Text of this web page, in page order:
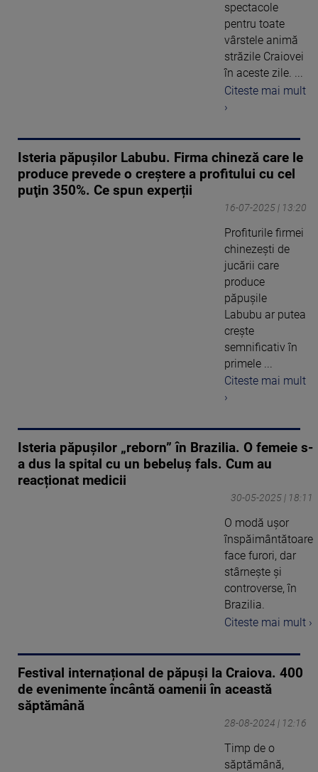
spectacole
pentru toate
vârstele animă
străzile Craiovei
în aceste zile. ...
Citeste mai mult
›
Isteria păpușilor Labubu. Firma chineză care le
produce prevede o creştere a profitului cu cel
puţin 350%. Ce spun experții
16-07-2025 | 13:20
Profiturile firmei
chinezești de
jucării care
produce
păpuşile
Labubu ar putea
crește
semnificativ în
primele ...
Citeste mai mult
›
Isteria păpușilor „reborn” în Brazilia. O femeie s-
a dus la spital cu un bebeluș fals. Cum au
reacționat medicii
30-05-2025 | 18:11
O modă uşor
înspăimântătoare
face furori, dar
stârneşte şi
controverse, în
Brazilia.
Citeste mai mult ›
Festival internațional de păpuși la Craiova. 400
de evenimente încântă oamenii în această
săptămână
28-08-2024 | 12:16
Timp de o
săptămână,